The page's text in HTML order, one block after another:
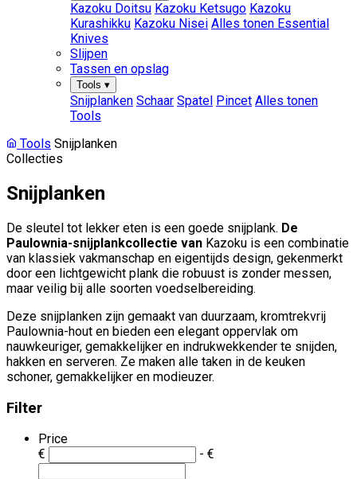
Kazoku Doitsu Kazoku Ketsugo Kazoku
Kurashikku Kazoku Nisei Alles tonen Essential
Knives
Slijpen
Tassen en opslag
Tools ▾
Snijplanken Schaar Spatel Pincet Alles tonen
Tools
Tools Snijplanken
Collecties
Snijplanken
De sleutel tot lekker eten is een goede snijplank. De
Paulownia-snijplankcollectie van Kazoku is een combinatie
van klassiek vakmanschap en eigentijds design, gekenmerkt
door een lichtgewicht plank die robuust is zonder messen,
maar veilig bij alle soorten voedselbereiding.
Deze snijplanken zijn gemaakt van duurzaam, kromtrekvrij
Paulownia-hout en bieden een elegant oppervlak om
nauwkeuriger, gemakkelijker en indrukwekkender te snijden,
hakken en serveren. Ze maken alle taken in de keuken
schoner, gemakkelijker en modieuzer.
Filter
Price
€
- €